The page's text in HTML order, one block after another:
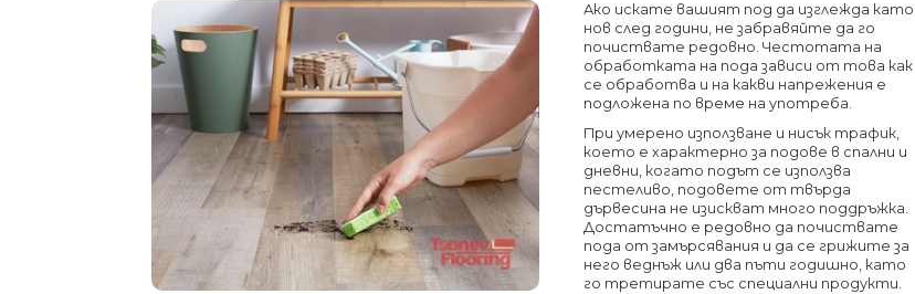
Ако искате вашият под да изглежда като
нов след години, не забравяйте да го
почиствате редовно. Честотата на
обработката на пода зависи от това как
се обработва и на какви напрежения е
подложена по време на употреба.
При умерено използване и нисък трафик,
което е характерно за подове в спални и
дневни, когато подът се използва
пестеливо, подовете от твърда
дървесина не изискват много поддръжка.
Достатъчно е редовно да почиствате
пода от замърсявания и да се грижите за
него веднъж или два пъти годишно, като
го третирате със специални продукти.